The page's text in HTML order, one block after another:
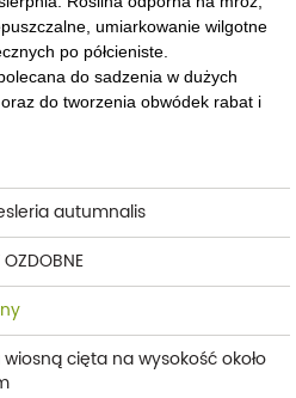
umiarkowanie wilgotne
po półcieniste.
do sadzenia w dużych
do tworzenia obwódek rabat i
autumnalis
wiosną cięta na wysokość około